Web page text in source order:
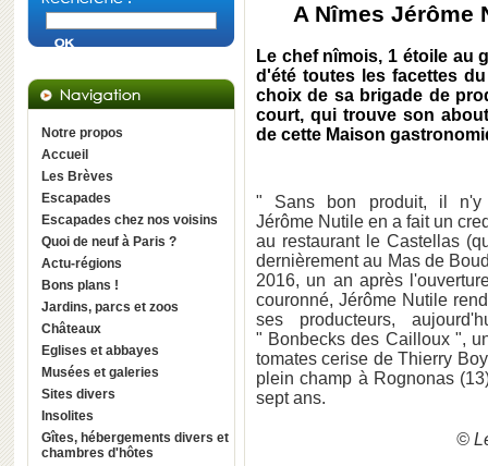
Notre propos
Accueil
Les Brèves
Escapades
Escapades chez nos voisins
Quoi de neuf à Paris ?
Actu-régions
Bons plans !
Jardins, parcs et zoos
Châteaux
Eglises et abbayes
Musées et galeries
Sites divers
Insolites
Gîtes, hébergements divers et
chambres d'hôtes
A Nîmes Jérôme
Le chef nîmois, 1 étoile au
d'été toutes les facettes
choix de sa brigade de
court, qui trouve son
de cette Maison
" Sans bon produit, il
Jérôme Nutile en a fait un
au restaurant le Castellas
dernièrement au Mas de
2016, un an après
couronné, Jérôme Nutile
ses producteurs,
" Bonbecks des Cailloux ",
tomates cerise de Thierry
plein champ à Rognonas
sept ans.
©